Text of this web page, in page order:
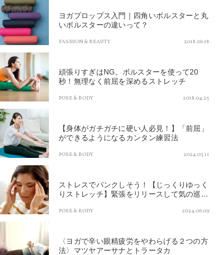
ヨガプロップス入門｜四角いボルスターと丸
いボルスターの違いって？
FASHION & BEAUTY 2018.06.18
頑張りすぎはNG。ボルスターを使って20
秒！無理なく前屈を深めるストレッチ
POSE & BODY 2018.04.25
【身体がガチガチに硬い人必見！】「前屈」
ができるようになるカンタン練習法
POSE & BODY 2024.05.11
ストレスでパンクしそう！【じっくりゆっく
りストレッチ】緊張をリリースして気の巡り
POSE & BODY 2024.06.09
〈ヨガで辛い眼精疲労をやわらげる２つの方
法〉マツヤアーサナとトラータカ